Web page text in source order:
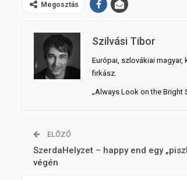
Megosztás
Szilvási Tibor
Európai, szlovákiai
firkász.
„Always Look on the Bright
ELŐZŐ
SzerdaHelyzet – happy end egy
végén